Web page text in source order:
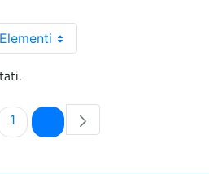
Pagina
1 Pagina